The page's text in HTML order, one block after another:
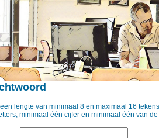
lengte van minimaal 8 en maximaal 16
minimaal één cijfer en minimaal één van